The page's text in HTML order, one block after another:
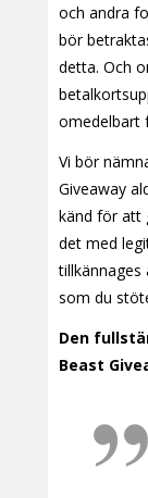
och andra
bör
detta. Och
omedelbart
Vi bör
Giveaway
känd för att
det med
tillkännages
som du
Den
Beast